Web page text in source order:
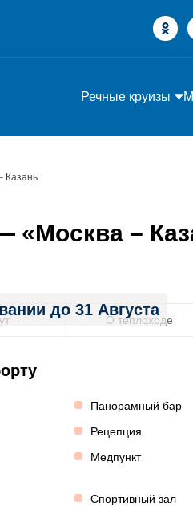
Речные круизы
Казань
«Москва –
до 31 Августа
О теплоходе
Панорамный бар
Рецепция
Медпункт
Спортивный зал